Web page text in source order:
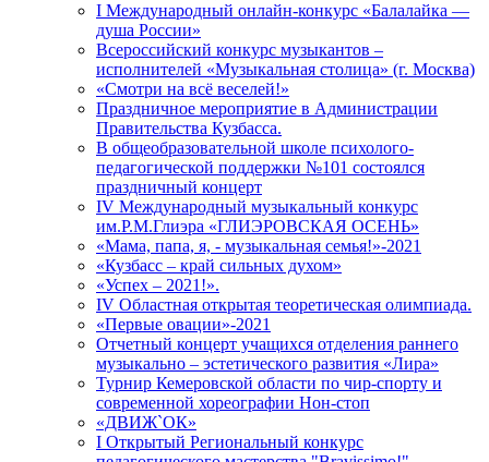
I Международный онлайн-конкурс «Балалайка —
душа России»
Всероссийский конкурс музыкантов –
исполнителей «Музыкальная столица» (г. Москва)
«Смотри на всё веселей!»
Праздничное мероприятие в Администрации
Правительства Кузбасса.
В общеобразовательной школе психолого-
педагогической поддержки №101 состоялся
праздничный концерт
IV Международный музыкальный конкурс
им.Р.М.Глиэра «ГЛИЭРОВСКАЯ ОСЕНЬ»
«Мама, папа, я, - музыкальная семья!»-2021
«Кузбасс – край сильных духом»
«Успех – 2021!».
IV Областная открытая теоретическая олимпиада.
«Первые овации»-2021
Отчетный концерт учащихся отделения раннего
музыкально – эстетического развития «Лира»
Турнир Кемеровской области по чир-спорту и
современной хореографии Нон-стоп
«ДВИЖ`ОК»
I Открытый Региональный конкурс